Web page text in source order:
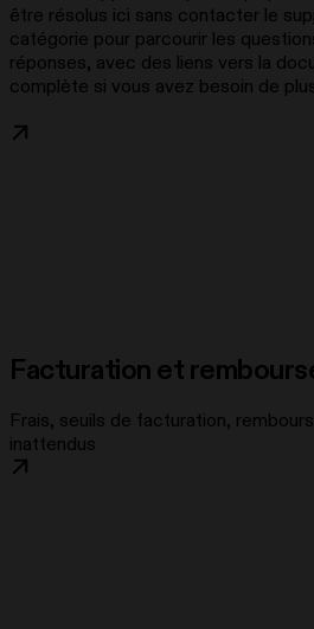
être résolus ici sans contacter le
catégorie pour parcourir les
réponses, avec des liens vers la
complète si vous avez besoin de
Facturation et
Frais, seuils de facturation,
inattendus